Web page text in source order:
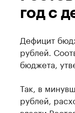
год с
Дефицит
рублей.
бюджета,
Так, в
рублей,